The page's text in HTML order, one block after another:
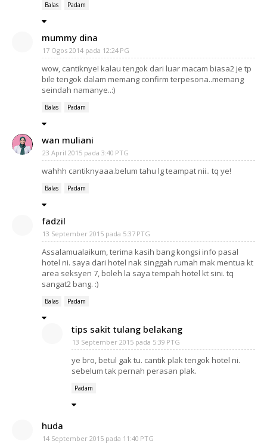
Balas Padam
mummy dina
17 Ogos 2014 pada 12:24 PG
wow, cantiknye! kalau tengok dari luar macam biasa2 je tp
bile tengok dalam memang confirm terpesona..memang
seindah namanye..:)
Balas Padam
wan muliani
23 April 2015 pada 3:40 PTG
wahhh cantiknyaaa.belum tahu lg teampat nii.. tq ye!
Balas Padam
fadzil
13 September 2015 pada 5:37 PTG
Assalamualaikum, terima kasih bang kongsi info pasal
hotel ni. saya dari hotel nak singgah rumah mak mentua kt
area seksyen 7, boleh la saya tempah hotel kt sini. tq
sangat2 bang. :)
Balas Padam
tips sakit tulang belakang
13 September 2015 pada 5:39 PTG
ye bro, betul gak tu. cantik plak tengok hotel ni.
sebelum tak pernah perasan plak.
Padam
huda
14 September 2015 pada 11:40 PTG